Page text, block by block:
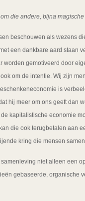
die andere, bijna
beschouwen als wezens
een dankbare aard staan
worden gemotiveerd door
om de intentie. Wij zijn
is
hij meer om ons geeft dan
kapitalistische economie
die ook terugbetalen aan
kring die mensen
niet alleen een
gebaseerde, organische